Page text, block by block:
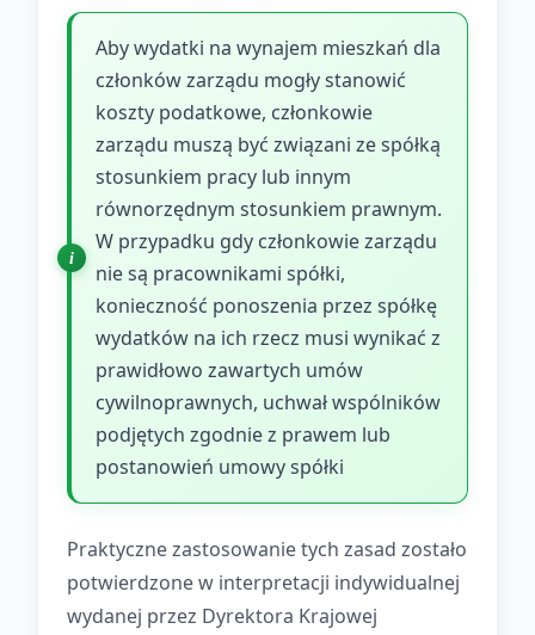
Aby wydatki na wynajem mieszkań dla
członków zarządu mogły stanowić
koszty podatkowe, członkowie
zarządu muszą być związani ze spółką
stosunkiem pracy lub innym
równorzędnym stosunkiem prawnym.
W przypadku gdy członkowie zarządu
nie są pracownikami spółki,
konieczność ponoszenia przez spółkę
wydatków na ich rzecz musi wynikać z
prawidłowo zawartych umów
cywilnoprawnych, uchwał wspólników
podjętych zgodnie z prawem lub
postanowień umowy spółki
Praktyczne zastosowanie tych zasad zostało
potwierdzone w interpretacji indywidualnej
wydanej przez Dyrektora Krajowej